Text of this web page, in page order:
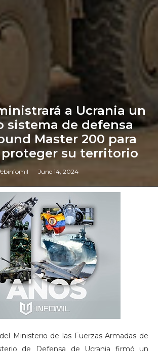
a Ucrania un
sistema de defensa
Master 200 para
proteger su territorio
June 14, 2024
Ministerio de las Fuerzas Armadas de
de Defensa de Ucrania firmó un